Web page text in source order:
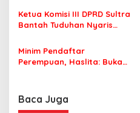
s
Pembangunan
Ketua Komisi III DPRD Sultra
Bantah Tuduhan Nyaris
Peserta RDP
Minim Pendaftar
Perempuan, Haslita: Bukan
Baca Juga